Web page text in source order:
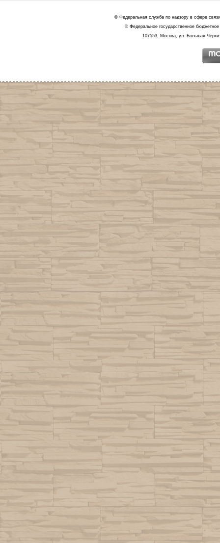
© Федеральная служба по надзору в сфере
© Федеральное государственное
107553, Москва, ул. Большая